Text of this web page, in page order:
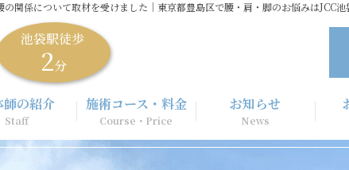
関係について取材を受けました｜東京都豊島区で腰・肩・脚のお悩みはJCC
池袋駅徒歩
2分
師の紹介
Staff
施術コース・料金
Course・Price
お知らせ
News